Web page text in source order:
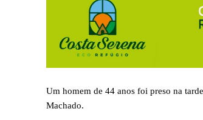
Um homem de 44 anos foi preso na
Machado.